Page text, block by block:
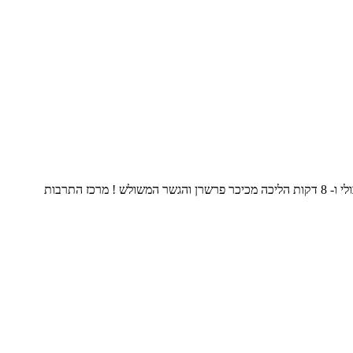
הדיל כולל טיסות ישירות מנתב"ג הלוך חזור לסלובניה ללובליאנה ומלון מהמם 4 כוכבים עם דירוג גבוה! שוכן במרכז לובליאנה 5 דקות הליכה מפארק טיבולי ו- 8 דקות הליכה מכיכר פרשרן והגשר המשולש ! מרכז התרבות